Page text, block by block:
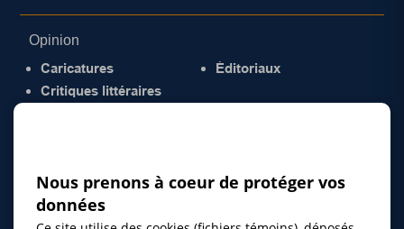
Opinion
Caricatures
Critiques littéraires
Éditoriaux
Nous prenons à coeur de protéger vos
données